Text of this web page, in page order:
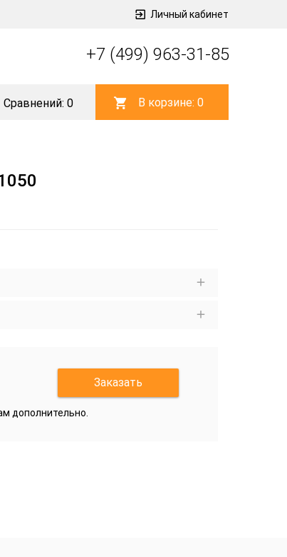
Личный кабинет
+7 (499) 963-31-85
Сравнений: 0 В корзине:0
Заказать
дополнительно.